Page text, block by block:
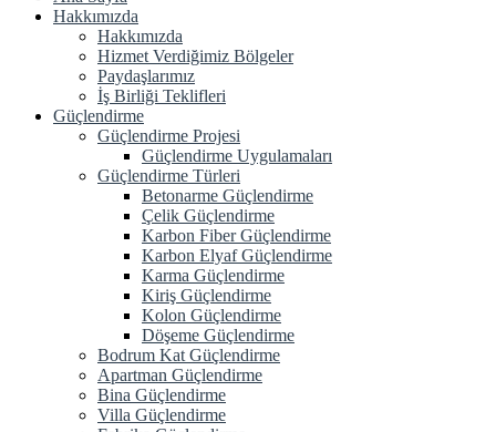
Hakkımızda
Hakkımızda
Hizmet Verdiğimiz Bölgeler
Paydaşlarımız
İş Birliği Teklifleri
Güçlendirme
Güçlendirme Projesi
Güçlendirme Uygulamaları
Güçlendirme Türleri
Betonarme Güçlendirme
Çelik Güçlendirme
Karbon Fiber Güçlendirme
Karbon Elyaf Güçlendirme
Karma Güçlendirme
Kiriş Güçlendirme
Kolon Güçlendirme
Döşeme Güçlendirme
Bodrum Kat Güçlendirme
Apartman Güçlendirme
Bina Güçlendirme
Villa Güçlendirme